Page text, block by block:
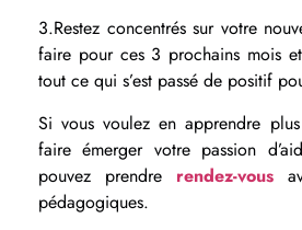
3.Restez concentrés sur votre
faire pour ces 3 prochains mois
tout ce qui s’est passé de positif
Si vous voulez en apprendre
faire émerger votre passion
pouvez prendre rendez-vous
pédagogiques.